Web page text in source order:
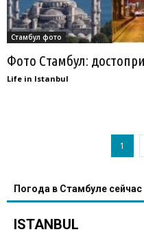
Стамбул фото
Фото Стамбул:
Life in Istanbul
1
Погода в Стамбуле сейчас
ISTANBUL